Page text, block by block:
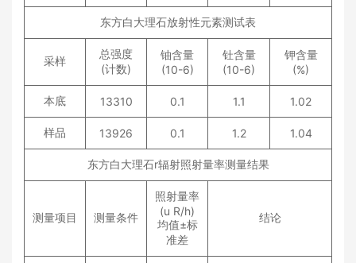
东方白大理石放射性元素测试表
采样
总强度
(计数)
铀含量
(10-6)
钍含量
(10-6)
钾含量
(%)
本底 13310 0.1 1.1 1.02
样品 13926 0.1 1.2 1.04
东方白大理石r辐射照射量率测量结果
测量项目 测量条件
照射量率
(u R/h)
均值±标
准差
结论